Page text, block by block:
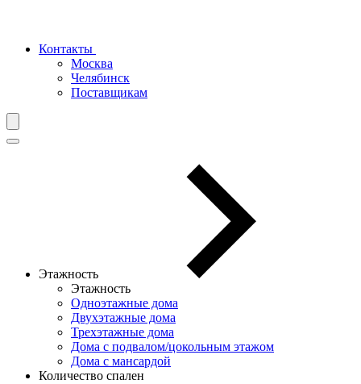
Контакты
Москва
Челябинск
Поставщикам
Этажность
Этажность
Одноэтажные дома
Двухэтажные дома
Трехэтажные дома
Дома с подвалом/цокольным этажом
Дома с мансардой
Количество спален